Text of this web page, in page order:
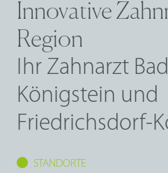
Innovative
Region
Ihr Zahnarzt
Königstein und
Friedrichsdorf-
STANDORTE